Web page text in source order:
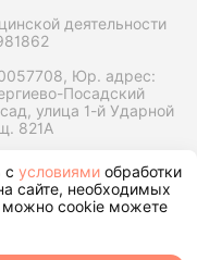
деятельности
Юр. адрес:
Посадский
улица 1-й Ударной
821А
вычет
с условиями обработки
сайте, необходимых
можно cookie можете